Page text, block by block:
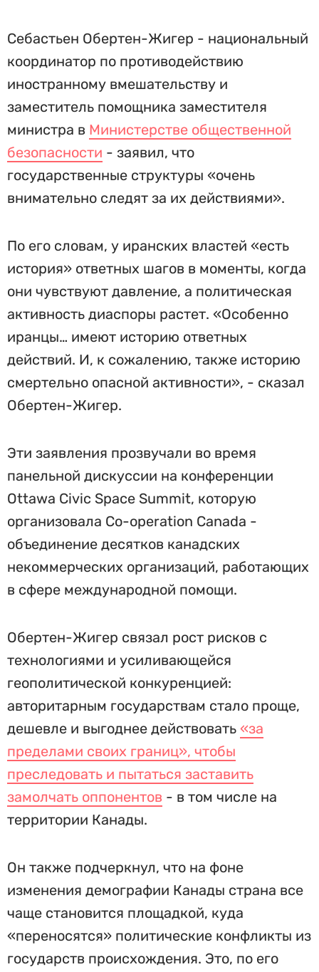
Себастьен Обертен-Жигер - национальный
координатор по противодействию
иностранному вмешательству и
заместитель помощника заместителя
министра в Министерстве общественной
безопасности - заявил, что
государственные структуры «очень
внимательно следят за их действиями».
По его словам, у иранских властей «есть
история» ответных шагов в моменты, когда
они чувствуют давление, а политическая
активность диаспоры растет. «Особенно
иранцы… имеют историю ответных
действий. И, к сожалению, также историю
смертельно опасной активности», - сказал
Обертен-Жигер.
Эти заявления прозвучали во время
панельной дискуссии на конференции
Ottawa Civic Space Summit, которую
организовала Co-operation Canada -
объединение десятков канадских
некоммерческих организаций, работающих
в сфере международной помощи.
Обертен-Жигер связал рост рисков с
технологиями и усиливающейся
геополитической конкуренцией:
авторитарным государствам стало проще,
дешевле и выгоднее действовать «за
пределами своих границ», чтобы
преследовать и пытаться заставить
замолчать оппонентов - в том числе на
территории Канады.
Он также подчеркнул, что на фоне
изменения демографии Канады страна все
чаще становится площадкой, куда
«переносятся» политические конфликты из
государств происхождения. Это, по его